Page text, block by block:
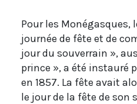
Pour les Monégasques,
journée de fête et de
jour du souverrain »,
prince », a été instauré
en 1857. La fête avait
le jour de la fête de son